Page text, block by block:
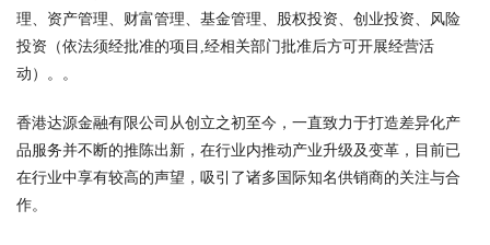
理、资产管理、财富管理、基金管理、股权投资、创业投资、风险
投资（依法须经批准的项目,经相关部门批准后方可开展经营活
动）。。
香港达源金融有限公司从创立之初至今，一直致力于打造差异化产
品服务并不断的推陈出新，在行业内推动产业升级及变革，目前已
在行业中享有较高的声望，吸引了诸多国际知名供销商的关注与合
作。